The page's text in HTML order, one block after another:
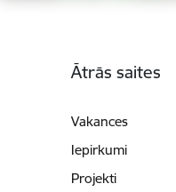
Ātrās saites
Vakances
Iepirkumi
Projekti